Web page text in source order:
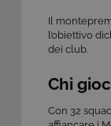
Il
l’obiettivo
dei club.
Chi
Con 32